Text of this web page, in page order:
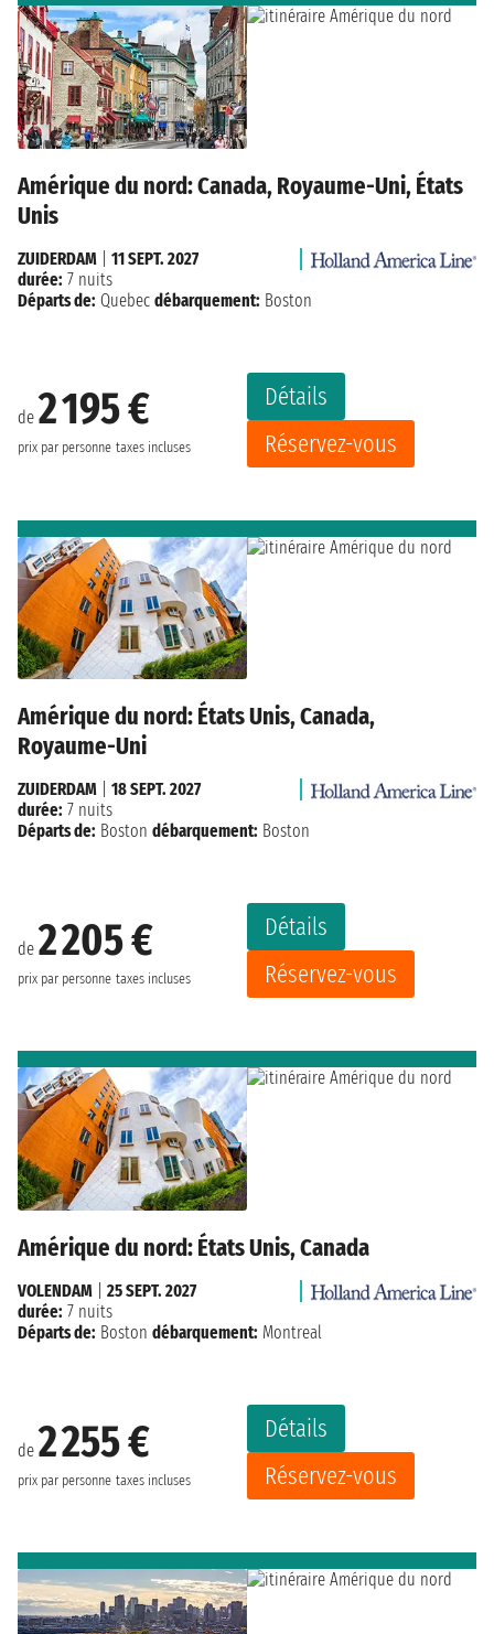
Amérique du nord: Canada, Royaume-Uni, États
Unis
de 2 195 €
prix par personne taxes incluses
Détails
Réservez-vous
ZUIDERDAM
11 SEPT. 2027
durée: 7 nuits
Départs de: Quebec débarquement: Boston
Amérique du nord: États Unis, Canada,
Royaume-Uni
de 2 205 €
prix par personne taxes incluses
Détails
Réservez-vous
ZUIDERDAM
18 SEPT. 2027
durée: 7 nuits
Départs de: Boston débarquement: Boston
Amérique du nord: États Unis, Canada
de 2 255 €
prix par personne taxes incluses
Détails
Réservez-vous
VOLENDAM
25 SEPT. 2027
durée: 7 nuits
Départs de: Boston débarquement: Montreal